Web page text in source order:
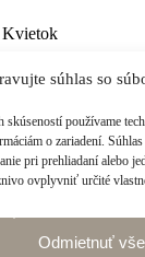
súhlas so
skúseností používame
o zariadení.
pri prehliadaní alebo
ovplyvniť určité
Odmietnuť
Kvietok